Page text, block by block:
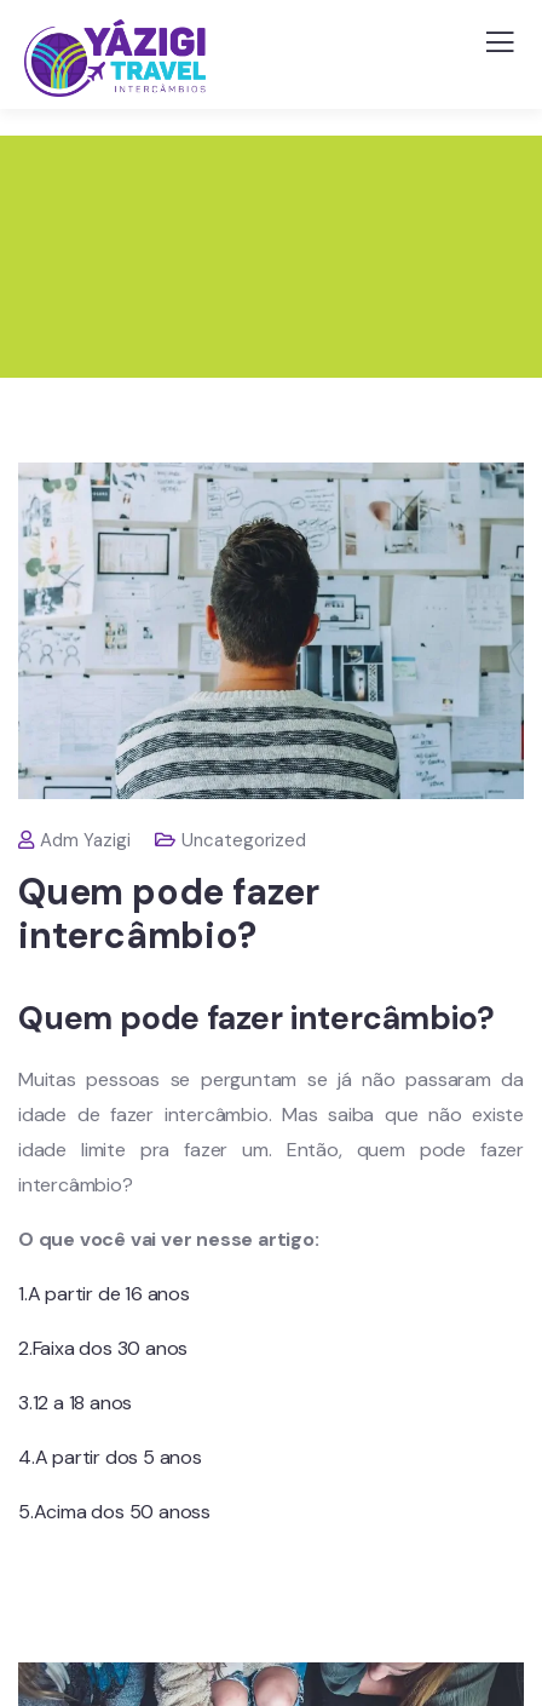
Adm Yazigi Uncategorized
Quem pode fazer
intercâmbio?
Quem pode fazer intercâmbio?
Muitas pessoas se perguntam se já não passaram da
idade de fazer intercâmbio. Mas saiba que não existe
idade limite pra fazer um. Então, quem pode fazer
intercâmbio?
O que você vai ver nesse artigo:
1.A partir de 16 anos
2.Faixa dos 30 anos
3.12 a 18 anos
4.A partir dos 5 anos
5.Acima dos 50 anoss